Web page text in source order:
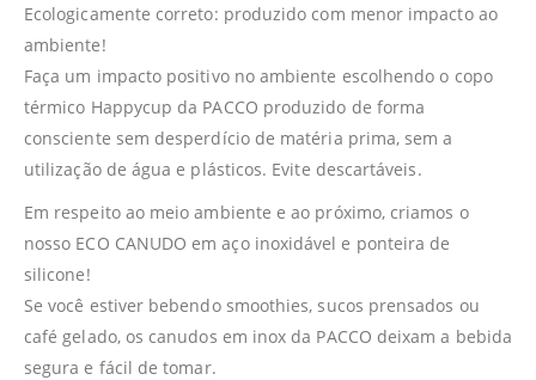
Ecologicamente correto: produzido com menor impacto ao
ambiente!
Faça um impacto positivo no ambiente escolhendo o copo
térmico Happycup da PACCO produzido de forma
consciente sem desperdício de matéria prima, sem a
utilização de água e plásticos. Evite descartáveis.
Em respeito ao meio ambiente e ao próximo, criamos o
nosso ECO CANUDO em aço inoxidável e ponteira de
silicone!
Se você estiver bebendo smoothies, sucos prensados ou
café gelado, os canudos em inox da PACCO deixam a bebida
segura e fácil de tomar.